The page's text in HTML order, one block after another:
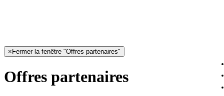
× Fermer la fenêtre "Offres partenaires"
Offres partenaires